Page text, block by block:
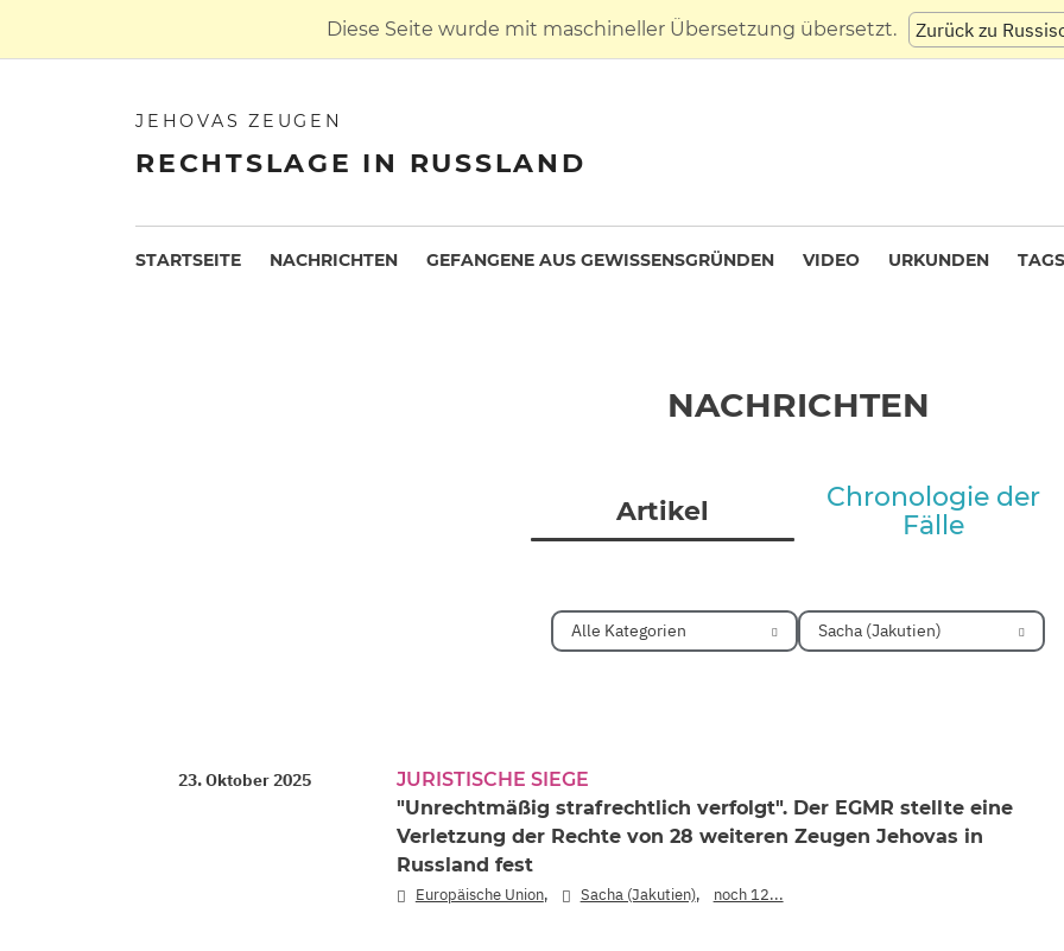
Diese Seite wurde mit maschineller Übersetzung übersetzt. Zurück zu
JEHOVAS ZEUGEN
RECHTSLAGE IN RUSSLAND
STARTSEITE NACHRICHTEN GEFANGENE AUS GEWISSENSGRÜNDEN VIDEO URKUNDEN TAGS
NACHRICHTEN
Artikel
Chronologie der
Fälle
Alle Kategorien Sacha (Jakutien)
23. Oktober 2025
JURISTISCHE SIEGE
"Unrechtmäßig strafrechtlich verfolgt". Der EGMR stellte eine
Verletzung der Rechte von 28 weiteren Zeugen Jehovas in
Russland fest
Europäische Union, Sacha (Jakutien), noch 12...